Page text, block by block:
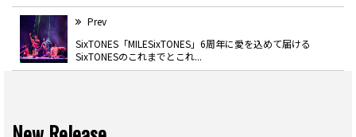
Prev
SixTONES「MILESixTONES」6周年に愛を込めて届ける
SixTONESのこれまでとこれ...